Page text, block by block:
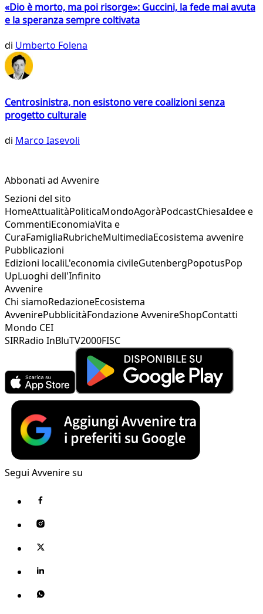
«Dio è morto, ma poi risorge»: Guccini, la fede mai avuta
e la speranza sempre coltivata
di Umberto Folena
Centrosinistra, non esistono vere coalizioni senza
progetto culturale
di Marco Iasevoli
Abbonati ad Avvenire
Sezioni del sito
HomeAttualitàPoliticaMondoAgoràPodcastChiesaIdee e
CommentiEconomiaVita e
CuraFamigliaRubricheMultimediaEcosistema avvenire
Pubblicazioni
Edizioni localiL'economia civileGutenbergPopotusPop
UpLuoghi dell'Infinito
Avvenire
Chi siamoRedazioneEcosistema
AvvenirePubblicitàFondazione AvvenireShopContatti
Mondo CEI
SIRRadio InBluTV2000FISC
Segui Avvenire su